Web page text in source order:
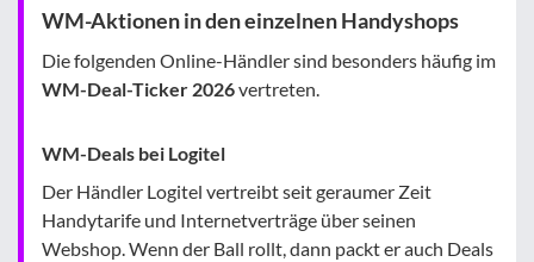
WM-Aktionen in den einzelnen Handyshops
Die folgenden Online-Händler sind besonders häufig im
WM-Deal-Ticker 2026vertreten.
WM-Deals bei Logitel
Der Händler Logitel vertreibt seit geraumer Zeit
Handytarife und Internetverträge über seinen
Webshop. Wenn der Ball rollt, dann packt er auch Deals